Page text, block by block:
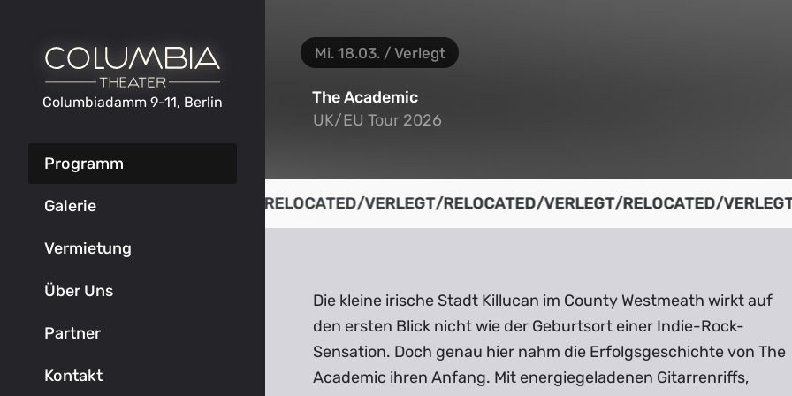
Columbiadamm 9-11, Berlin
Programm
Galerie
Vermietung
Über Uns
Partner
Kontakt
Mi. 18.03. / Verlegt
The Academic
UK/EU Tour 2026
UK/EU Tour 2026
RELOCATED/VERLEGT/RELOCATED/VERLEGT/RELOCATED/VERLEGT
Die kleine irische Stadt Killucan im County Westmeath wirkt auf
den ersten Blick nicht wie der Geburtsort einer Indie-Rock-
Sensation. Doch genau hier nahm die Erfolgsgeschichte von The
Academic ihren Anfang. Mit energiegeladenen Gitarrenriffs,